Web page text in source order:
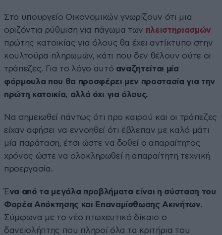
Στο υπουργείο Οικονομικών γνωρίζουν ότι μια
οριζόντια ρύθμιση για πάγωμα των πλειστηριασμών
πρώτης κατοικίας για όλους θα έχει αντίκτυπο στην
κουλτούρα πληρωμών, κάτι που δεν θέλουν ούτε οι
τράπεζες. Για το λόγο αυτό αναζητείται μία
φόρμουλα που θα προσφέρει μεν προστασία για την
πρώτη κατοικία, αλλά όχι για όλους.
Να σημειωθεί πάντως ότι προ καιρού και οι τράπεζες
είχαν αφήσει να εννοηθεί ότι έβλεπαν με καλό μάτι
μία παράταση, έτσι ώστε να δοθεί ο απαραίτητος
χρόνος ώστε να ολοκληρωθεί η απαραίτητη τεχνική
προεργασία.
Ένα από τα μεγάλα προβλήματα είναι η σύσταση του
Φορέα Απόκτησης και Επαναμίσθωσης Ακινήτων.
Σύμφωνα με το νέο πτωχευτικό δίκαιο ο
δανειολήπτης που πληροί όλα τα κριτήρια του